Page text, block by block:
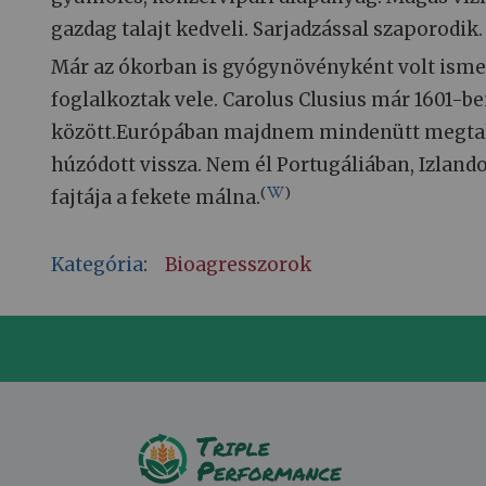
gazdag talajt kedveli. Sarjadzással szaporodik.
Már az ókorban is gyógynövényként volt
foglalkoztak vele. Carolus Clusius már 1601-
között.Európában majdnem mindenütt
húzódott vissza. Nem él Portugáliában,
fajtája a fekete málna.( )
Kategória: Bioagresszorok